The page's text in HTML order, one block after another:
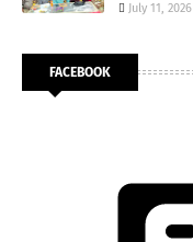
July 11, 2026
FACEBOOK